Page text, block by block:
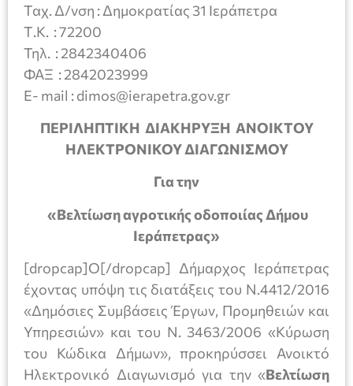
Ταχ. Δ/νση : Δημοκρατίας 31 Ιεράπετρα
Τ.Κ. : 72200
Τηλ. : 2842340406
ΦΑΞ : 2842023999
E- mail : dimos@ierapetra.gov.gr
ΠΕΡΙΛΗΠΤΙΚΗ ΔΙΑΚΗΡΥΞΗ ΑΝΟΙΚΤΟΥ
ΗΛΕΚΤΡΟΝΙΚΟΥ ΔΙΑΓΩΝΙΣΜΟΥ
Για την
«Βελτίωση αγροτικής οδοποιίας Δήμου
Ιεράπετρας»
[dropcap]Ο[/dropcap] Δήμαρχος Ιεράπετρας
έχοντας υπόψη τις διατάξεις του Ν.4412/2016
«Δημόσιες Συμβάσεις Έργων, Προμηθειών και
Υπηρεσιών» και του Ν. 3463/2006 «Κύρωση
του Κώδικα Δήμων», προκηρύσσει Ανοικτό
Ηλεκτρονικό Διαγωνισμό για την «Βελτίωση